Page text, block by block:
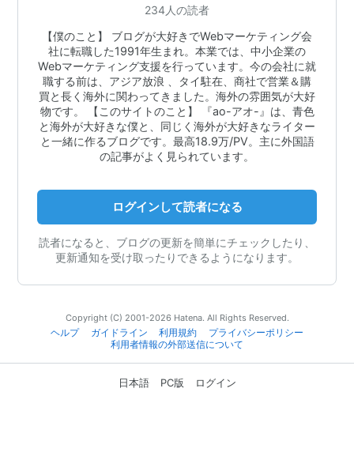
234人の読者
【僕のこと】 ブログが大好きでWebマーケティング会
社に転職した1991年生まれ。本業では、中小企業の
Webマーケティング支援を行っています。今の会社に就
職する前は、アジア放浪 、タイ駐在、商社で営業＆購
買と長く海外に関わってきました。海外の雰囲気が大好
物です。 【このサイトのこと】 『ao-アオ-』は、青色
と海外が大好きな僕と、同じく海外が大好きなライター
と一緒に作るブログです。最高18.9万/PV。主に外国語
の記事がよく見られています。
ログインして読者になる
読者になると、ブログの更新を簡単にチェックしたり、
更新通知を受け取ったりできるようになります。
Copyright (C) 2001-2026 Hatena. All Rights Reserved.
ヘルプ
ガイドライン 利用規約
プライバシーポリシー
利用者情報の外部送信について
日本語 PC版 ログイン